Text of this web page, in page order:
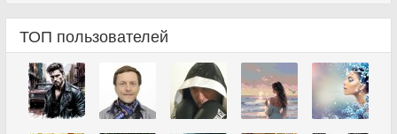
ТОП пользователей